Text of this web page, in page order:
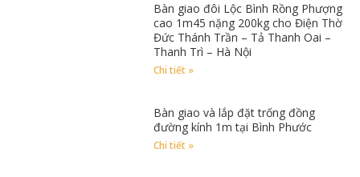
Bàn giao đôi Lộc Bình Rồng Phượng
cao 1m45 nặng 200kg cho Điện Thờ
Đức Thánh Trần – Tả Thanh Oai –
Thanh Trì – Hà Nội
Chi tiết »
Bàn giao và lắp đặt trống đồng
đường kính 1m tại Bình Phước
Chi tiết »